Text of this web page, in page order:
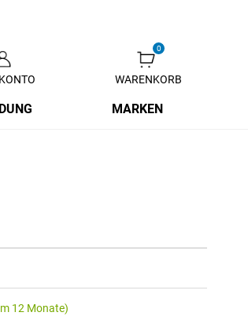
WARENKORB
MARKEN
12 Monate)